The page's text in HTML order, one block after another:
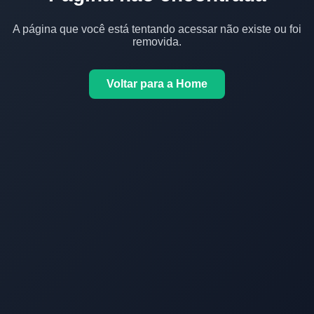
A página que você está tentando acessar não existe ou foi
removida.
Voltar para a Home